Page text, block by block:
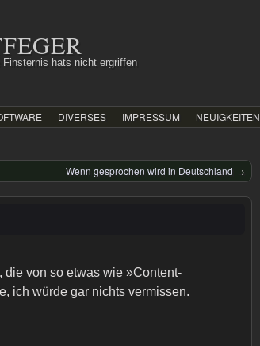
hats nicht ergriffen
DIVERSES IMPRESSUM NEUIGKEITEN
Wenn gesprochen wird in Deutschland →
die von so etwas wie »Content-
ich würde gar nichts vermissen.